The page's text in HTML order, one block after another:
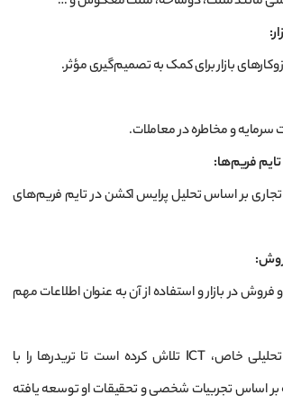
:
بازار برای کمک به تصمیم‌گیری مؤثر.
سرمایه و مخاطره در معاملات.
فریم‌ها:
بر اساس تحلیل پرایس اکشن در تایم فریم‌های
:
در بازار و استفاده از آن به عنوان اطلاعات مهم
به عنوان یک سبک تحلیلی خاص، ICT تلاش کرده است تا تریدرها را با
اساس تجربیات شخصی و تحقیقات او توسعه یافته